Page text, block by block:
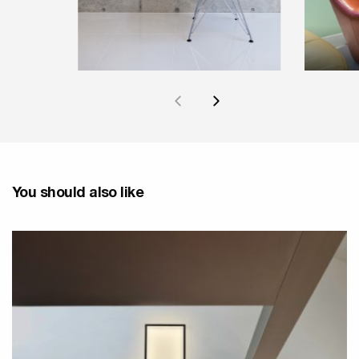
You should also like